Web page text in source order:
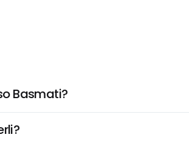
Basmati?